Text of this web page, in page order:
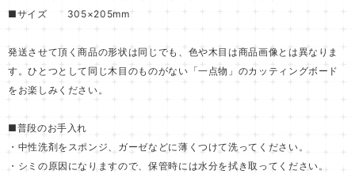
■サイズ 305×205mm
発送させて頂く商品の形状は同じでも、色や木目は商品画像とは異なりま
す。ひとつとして同じ木目のものがない「一点物」のカッティングボード
をお楽しみください。
■普段のお手入れ
・中性洗剤をスポンジ、ガーゼなどに薄くつけて洗ってください。
・シミの原因になりますので、保管時には水分を拭き取ってください。